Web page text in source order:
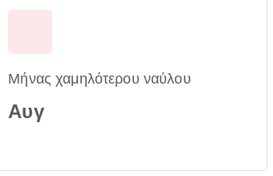
Μήνας χαμηλότερου ναύλου
Αυγ